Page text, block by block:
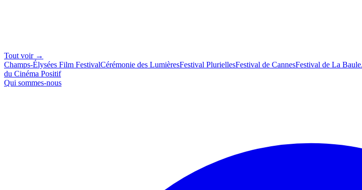
Tout voir →
Champs-Élysées Film FestivalCérémonie des LumièresFestival PluriellesFestival de CannesFestival de La Baule
du Cinéma Positif
Qui sommes-nous